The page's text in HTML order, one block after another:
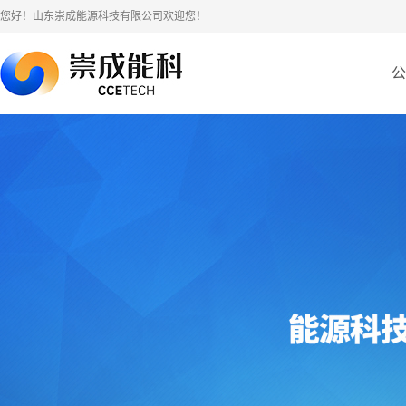
您好！山东崇成能源科技有限公司欢迎您！